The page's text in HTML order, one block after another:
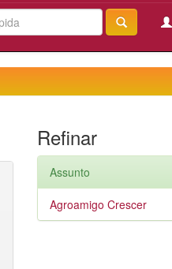
Refinar
Assunto
Agroamigo Crescer